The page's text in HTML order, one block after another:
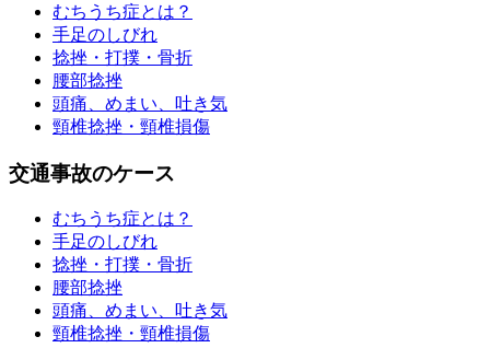
むちうち症とは？
手足のしびれ
捻挫・打撲・骨折
腰部捻挫
頭痛、めまい、吐き気
頸椎捻挫・頸椎損傷
交通事故のケース
むちうち症とは？
手足のしびれ
捻挫・打撲・骨折
腰部捻挫
頭痛、めまい、吐き気
頸椎捻挫・頸椎損傷